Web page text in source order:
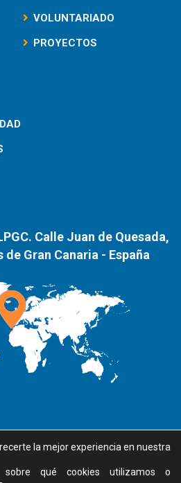
VOLUNTARIADO
PROYECTOS
Calle Juan de Quesada,
de Gran Canaria - España
Palmas de Gran Canaria ·
la mejor experiencia en nuestra
sobre qué cookies utilizamos o